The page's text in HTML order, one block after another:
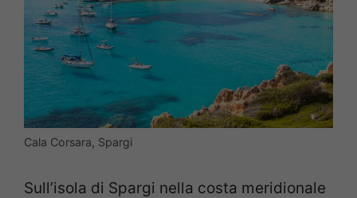
Cala Corsara, Spargi
Sull’isola di Spargi nella costa meridionale